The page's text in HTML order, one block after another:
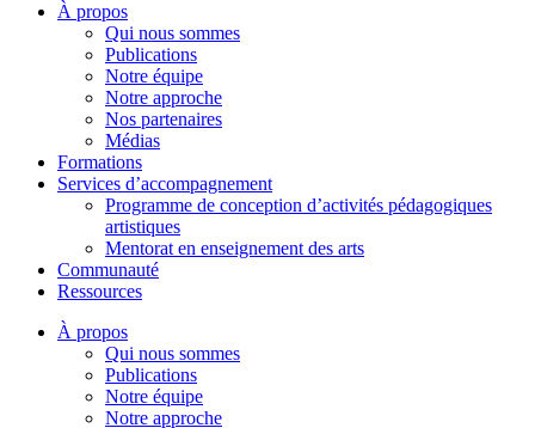
À propos
Qui nous sommes
Publications
Notre équipe
Notre approche
Nos partenaires
Médias
Formations
Services d’accompagnement
Programme de conception d’activités pédagogiques
artistiques
Mentorat en enseignement des arts
Communauté
Ressources
À propos
Qui nous sommes
Publications
Notre équipe
Notre approche